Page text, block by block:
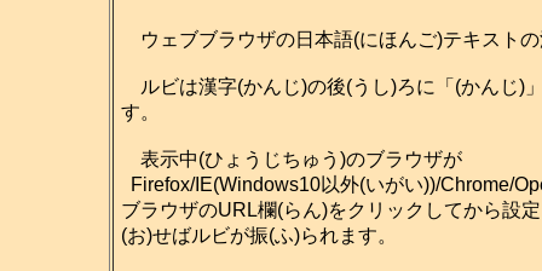
ウェブブラウザの日本語(にほんご)テキスト
ルビは漢字(かんじ)の後(うし)ろに「(かんじ)
す。
表示中(ひょうじちゅう)のブラウザが
Firefox/IE(Windows10以外(いがい))/Chrome/
ブラウザのURL欄(らん)をクリックしてから設
(お)せばルビが振(ふ)られます。